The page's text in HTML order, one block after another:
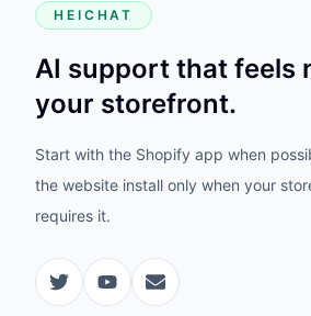
HEICHAT
AI support that feels
your storefront.
Start with the Shopify app when
the website install only when your
requires it.